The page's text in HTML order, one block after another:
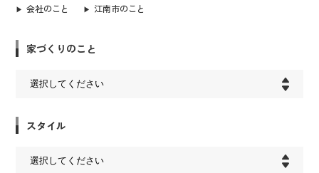
会社のこと 江南市のこと
家づくりのこと
スタイル